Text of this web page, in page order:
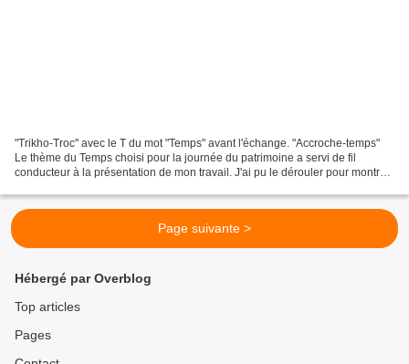
"Trikho-Troc" avec le T du mot "Temps" avant l'échange. "Accroche-temps"
Le thème du Temps choisi pour la journée du patrimoine a servi de fil
conducteur à la présentation de mon travail. J'ai pu le dérouler pour montrer
Page suivante >
Hébergé par Overblog
Top articles
Pages